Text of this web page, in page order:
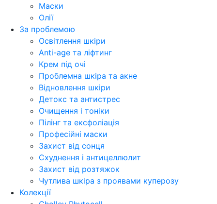
Маски
Олії
За проблемою
Освітлення шкіри
Anti-age та ліфтинг
Крем під очі
Проблемна шкіра та акне
Відновлення шкіри
Детокс та антистрес
Очищення і тоніки
Пілінг та ексфоліація
Професійні маски
Захист від сонця
Схуднення і антицеллюлит
Захист від розтяжок
Чутлива шкіра з проявами куперозу
Колекції